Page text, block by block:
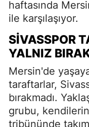
haftasında
ile karşılaşıyor.
SIVASSPOR
YALNIZ
Mersin'de
taraftarlar,
bırakmadı.
grubu,
tribününde